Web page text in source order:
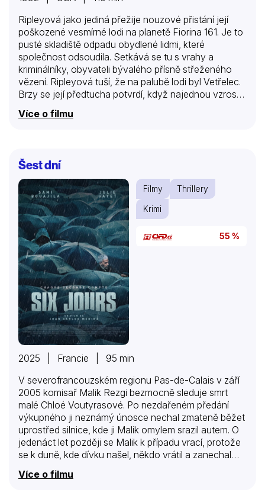
Ripleyová jako jediná přežije nouzové přistání její
poškozené vesmírné lodi na planetě Fiorina 161. Je to
pusté skladiště odpadu obydlené lidmi, které
společnost odsoudila. Setkává se tu s vrahy a
kriminálníky, obyvateli bývalého přísně střeženého
vězení. Ripleyová tuší, že na palubě lodi byl Vetřelec.
Brzy se její předtucha potvrdí, když najednou vzroste
počet mrtvých a začne se nacházet stále více
zmrzačených těl. Bez zbraní a moderní techniky se
nosí v sobě jednoho z nich…
Více o filmu
Šest dní
Filmy
Thrillery
Krimi
55 %
2025 | Francie | 95 min
V severofrancouzském regionu Pas-de-Calais v září
2005 komisař Malik Rezgi bezmocně sleduje smrt
malé Chloé Voutyrasové. Po nezdařeném předání
výkupného ji neznámý únosce nechal zmateně běžet
uprostřed silnice, kde ji Malik omylem srazil autem. O
jedenáct let později se Malik k případu vrací, protože
se k duně, kde dívku našel, někdo vrátil a zanechal
šest dní. Společně s kolegou Fredem komisař rozjede
Více o filmu